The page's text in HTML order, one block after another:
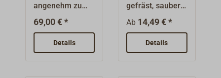
angenehm zu
greifender,
solider Griff aus
schwerem,
polierten
69,00 € *
Details
gefräst, sauber
gerundet und
geschliffen.
Ungebohrt und
unbehandelt.
Ab 14,49 € *
Details